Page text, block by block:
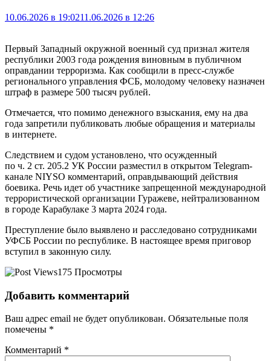
10.06.2026 в 19:0211.06.2026 в 12:26
Первый Западный окружной военный суд признал жителя
республики 2003 года рождения виновным в публичном
оправдании терроризма. Как сообщили в пресс-службе
регионального управления ФСБ, молодому человеку назначен
штраф в размере 500 тысяч рублей.
Отмечается, что помимо денежного взыскания, ему на два
года запретили публиковать любые обращения и материалы
в интернете.
Следствием и судом установлено, что осужденный
по ч. 2 ст. 205.2 УК России разместил в открытом Telegram-
канале NIYSO комментарий, оправдывающий действия
боевика. Речь идет об участнике запрещенной международной
террористической организации Гуражеве, нейтрализованном
в городе Карабулаке 3 марта 2024 года.
Преступление было выявлено и расследовано сотрудниками
УФСБ России по республике. В настоящее время приговор
вступил в законную силу.
175 Просмотры
Добавить комментарий
Ваш адрес email не будет опубликован. Обязательные поля
помечены *
Комментарий *